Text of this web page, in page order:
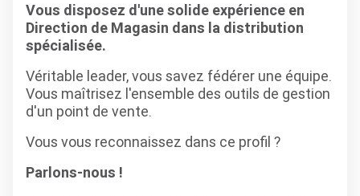
Vous disposez d'une solide expérience en
Direction de Magasin dans la distribution
spécialisée.
Véritable leader, vous savez fédérer une équipe.
Vous maîtrisez l'ensemble des outils de gestion
d'un point de vente.
Vous vous reconnaissez dans ce profil ?
Parlons-nous !